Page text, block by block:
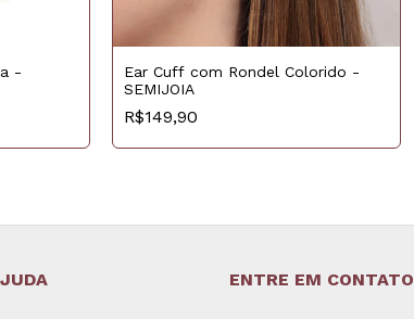
-
Ear Cuff com Rondel Colorido -
SEMIJOIA
R$149,90
ENTRE EM CONTATO